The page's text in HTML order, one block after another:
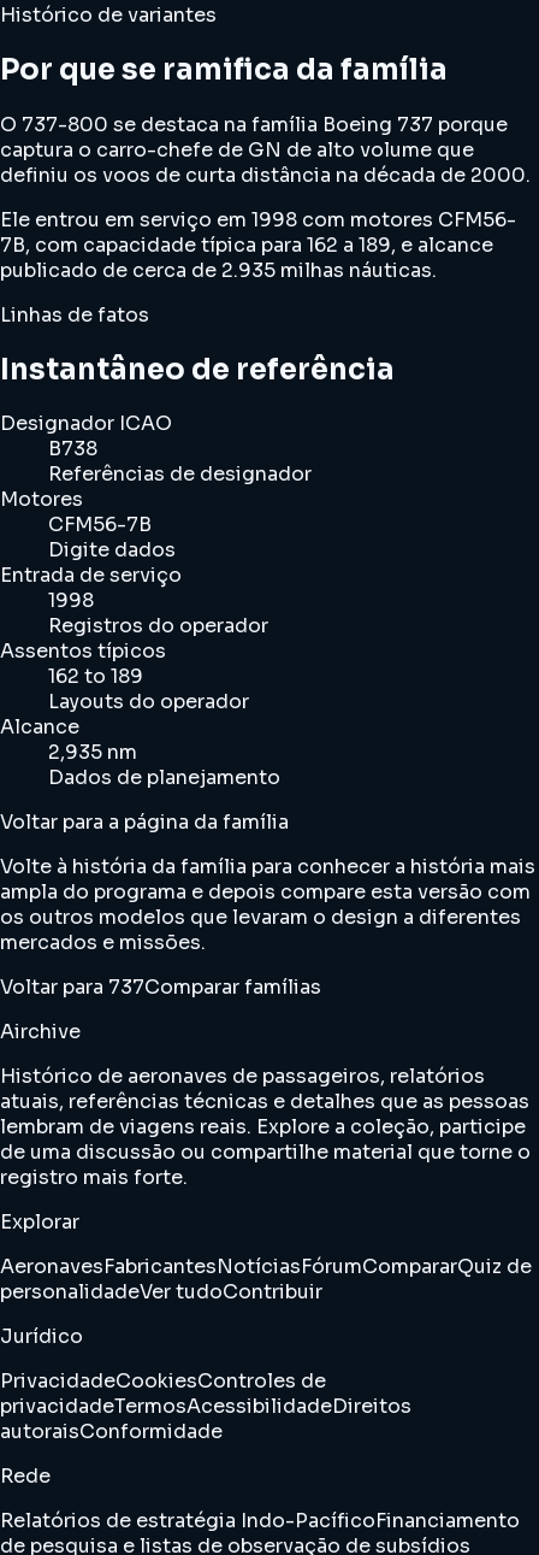
Histórico de variantes
Por que se ramifica da família
O 737-800 se destaca na família Boeing 737 porque
captura o carro-chefe de GN de ​​alto volume que
definiu os voos de curta distância na década de 2000.
Ele entrou em serviço em 1998 com motores CFM56-
7B, com capacidade típica para 162 a 189, e alcance
publicado de cerca de 2.935 milhas náuticas.
Linhas de fatos
Instantâneo de referência
Designador ICAO
B738
Referências de designador
Motores
CFM56-7B
Digite dados
Entrada de serviço
1998
Registros do operador
Assentos típicos
162 to 189
Layouts do operador
Alcance
2,935 nm
Dados de planejamento
Voltar para a página da família
Volte à história da família para conhecer a história mais
ampla do programa e depois compare esta versão com
os outros modelos que levaram o design a diferentes
mercados e missões.
Voltar para 737Comparar famílias
Airchive
Histórico de aeronaves de passageiros, relatórios
atuais, referências técnicas e detalhes que as pessoas
lembram de viagens reais. Explore a coleção, participe
de uma discussão ou compartilhe material que torne o
registro mais forte.
Explorar
AeronavesFabricantesNotíciasFórumCompararQuiz de
personalidadeVer tudoContribuir
Jurídico
PrivacidadeCookiesControles de
privacidadeTermosAcessibilidadeDireitos
autoraisConformidade
Rede
Relatórios de estratégia Indo-PacíficoFinanciamento
de pesquisa e listas de observação de subsídios